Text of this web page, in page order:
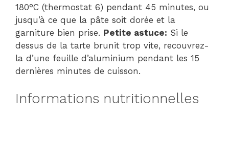
180°C (thermostat 6) pendant 45 minutes, ou
jusqu’à ce que la pâte soit dorée et la
garniture bien prise. Petite astuce: Si le
dessus de la tarte brunit trop vite, recouvrez-
la d’une feuille d’aluminium pendant les 15
dernières minutes de cuisson.
Informations nutritionnelles